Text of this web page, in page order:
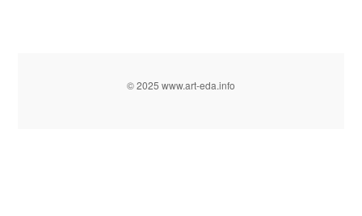
© 2025 www.art-eda.info